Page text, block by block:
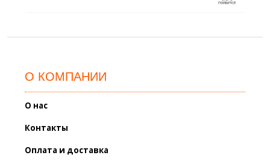
О КОМПАНИИ
О нас
Контакты
Оплата и доставка